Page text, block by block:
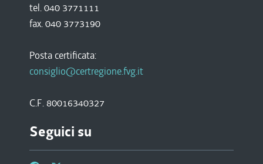
tel. 040 3771111
fax. 040 3773190
Posta certificata:
consiglio@certregione.fvg.it
C.F. 80016340327
Seguici su